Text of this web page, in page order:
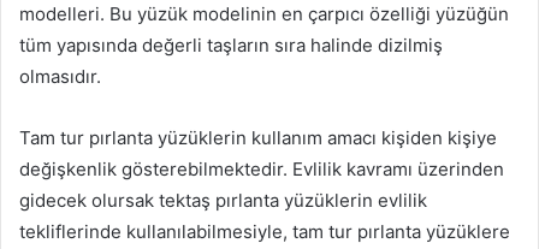
modelleri. Bu yüzük modelinin en çarpıcı özelliği yüzüğün
tüm yapısında değerli taşların sıra halinde dizilmiş
olmasıdır.
Tam tur pırlanta yüzüklerin kullanım amacı kişiden kişiye
değişkenlik gösterebilmektedir. Evlilik kavramı üzerinden
gidecek olursak tektaş pırlanta yüzüklerin evlilik
tekliflerinde kullanılabilmesiyle, tam tur pırlanta yüzüklere